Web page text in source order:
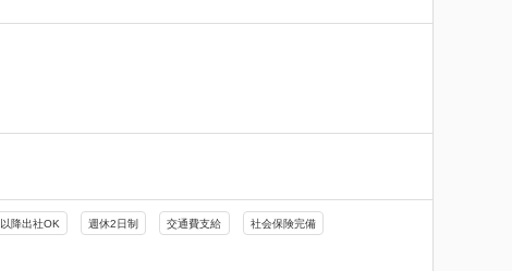
降出社OK 週休2日制 交通費支給 社会保険完備